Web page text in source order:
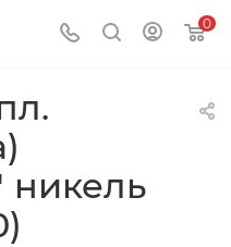
0
никель